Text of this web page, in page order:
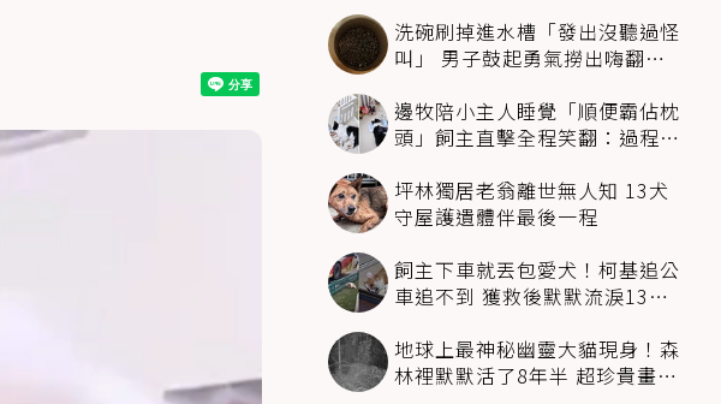
洗碗刷掉進水槽「發出沒聽過怪
叫」 男子鼓起勇氣撈出嗨翻：
邊牧陪小主人睡覺「順便霸佔枕
頭」飼主直擊全程笑翻：過程絲
坪林獨居老翁離世無人知 13犬
守屋護遺體伴最後一程
飼主下車就丟包愛犬！柯基追公
車追不到 獲救後默默流淚13萬
地球上最神秘幽靈大貓現身！森
林裡默默活了8年半 超珍貴畫面